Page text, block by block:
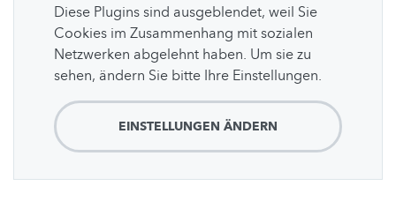
Diese Plugins sind ausgeblendet, weil Sie
Cookies im Zusammenhang mit sozialen
Netzwerken abgelehnt haben. Um sie zu
sehen, ändern Sie bitte Ihre Einstellungen.
EINSTELLUNGEN ÄNDERN